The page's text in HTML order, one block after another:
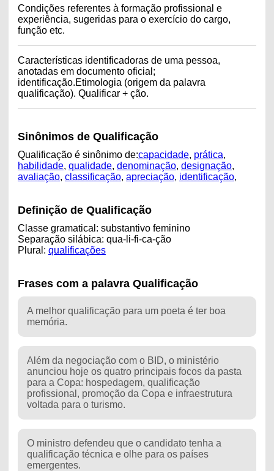
Condições referentes à formação profissional e
experiência, sugeridas para o exercício do cargo,
função etc.
Características identificadoras de uma pessoa,
anotadas em documento oficial;
identificação.Etimologia (origem da palavra
qualificação). Qualificar + ção.
Sinônimos de Qualificação
Qualificação é sinônimo de:capacidade, prática,
habilidade, qualidade, denominação, designação,
avaliação, classificação, apreciação, identificação,
Definição de Qualificação
Classe gramatical: substantivo feminino
Separação silábica: qua-li-fi-ca-ção
Plural: qualificações
Frases com a palavra Qualificação
A melhor qualificação para um poeta é ter boa
memória.
Além da negociação com o BID, o ministério
anunciou hoje os quatro principais focos da pasta
para a Copa: hospedagem, qualificação
profissional, promoção da Copa e infraestrutura
voltada para o turismo.
O ministro defendeu que o candidato tenha a
qualificação técnica e olhe para os países
emergentes.